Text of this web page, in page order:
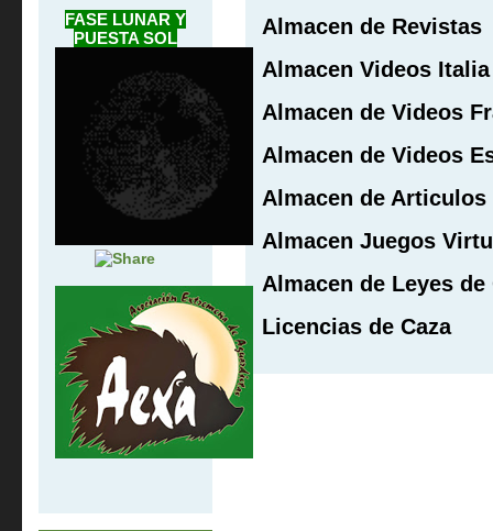
FASE LUNAR Y
PUESTA SOL
Almacen de Revistas
Almacen Videos Italia
Almacen de Videos
Almacen de Videos
Almacen de Articulos
Almacen Juegos
Almacen de Leyes de
Licencias de Caza